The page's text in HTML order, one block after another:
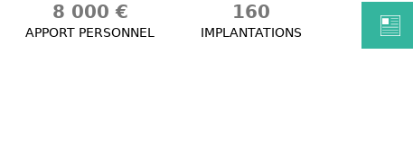
8 000 €
APPORT PERSONNEL
160
IMPLANTATIONS